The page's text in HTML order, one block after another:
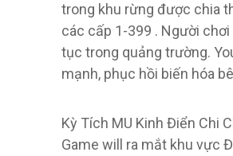
trong khu rừng được chia
các cấp 1-399 . Người
tục trong quảng trường.
mạnh, phục hồi biến hóa
Kỳ Tích MU Kinh Điển Chi
Game will ra mắt khu vực